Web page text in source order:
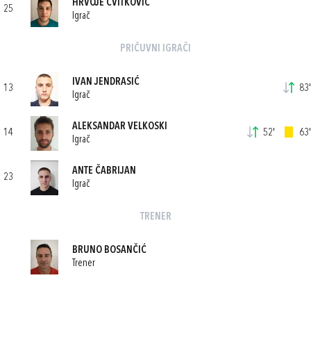
25
HRVOJE CVITKOVIĆ
Igrač
PRIČUVNI IGRAČI
13
IVAN JENDRASIĆ
Igrač
83'
14
ALEKSANDAR VELKOSKI
Igrač
52' 63'
23
ANTE ČABRIJAN
Igrač
TRENER
BRUNO BOSANČIĆ
Trener